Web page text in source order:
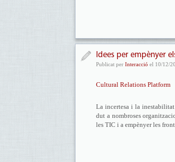
Idees per empènyer
Publicat per Interacció el 10/12/
Cultural Relations Platform
La incertesa i la inestabilitat
dut a nombroses
les TIC i a empènyer les